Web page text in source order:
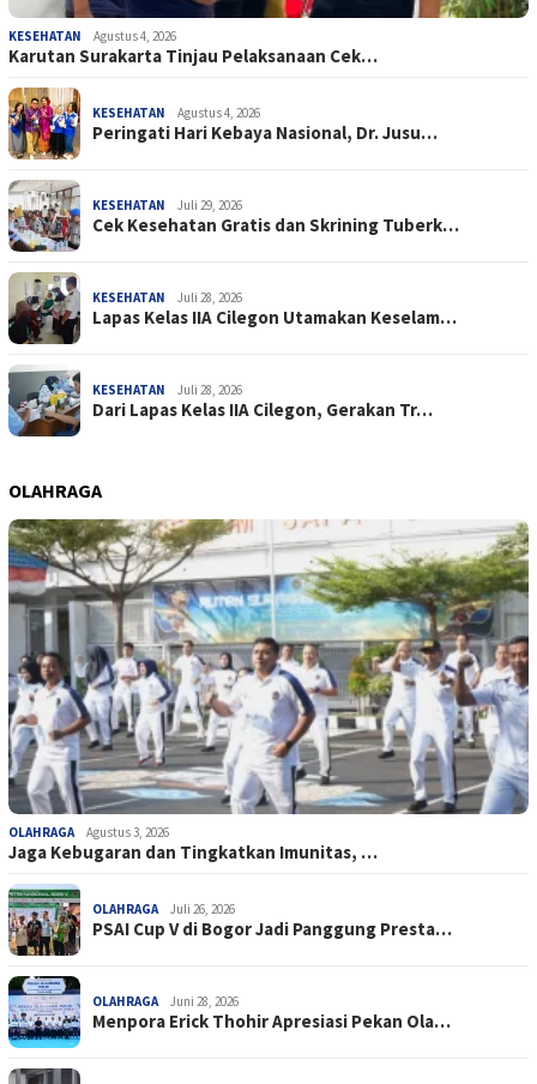
KESEHATAN Agustus 4, 2026
Karutan Surakarta Tinjau Pelaksanaan Cek…
KESEHATAN Agustus 4, 2026
Peringati Hari Kebaya Nasional, Dr. Jusu…
KESEHATAN Juli 29, 2026
Cek Kesehatan Gratis dan Skrining Tuberk…
KESEHATAN Juli 28, 2026
Lapas Kelas IIA Cilegon Utamakan Keselam…
KESEHATAN Juli 28, 2026
Dari Lapas Kelas IIA Cilegon, Gerakan Tr…
OLAHRAGA
OLAHRAGA Agustus 3, 2026
Jaga Kebugaran dan Tingkatkan Imunitas, …
OLAHRAGA Juli 26, 2026
PSAI Cup V di Bogor Jadi Panggung Presta…
OLAHRAGA Juni 28, 2026
Menpora Erick Thohir Apresiasi Pekan Ola…